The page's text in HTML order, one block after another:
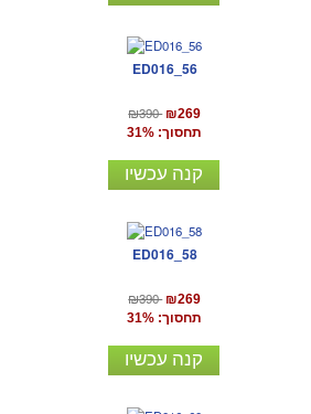
ED016_56
₪390 ₪269
תחסוך: 31%
קנה עכשיו
ED016_58
₪390 ₪269
תחסוך: 31%
קנה עכשיו